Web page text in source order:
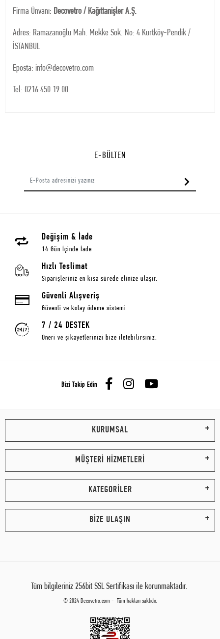
Firma Ünvanı: Decovetro / Kağıttanişler A.Ş.
Adres: Ramazanoğlu Mah. Mekke Sok. No: 4 Kurtköy-Pendik /
İSTANBUL
Eposta: info@decovetro.com
Tel: 0216 450 19 00
E-BÜLTEN
Değişim & İade
14 Gün İçinde İade
Hızlı Teslimat
Siparişleriniz en kısa sürede elinize ulaşır.
Güvenli Alışveriş
Güvenli ve kolay ödeme sistemi
7 / 24 DESTEK
Öneri ve şikayetlerinizi bize iletebilirsiniz.
Bizi Takip Edin
KURUMSAL
MÜŞTERİ HİZMETLERİ
KATEGORİLER
BİZE ULAŞIN
Tüm bilgileriniz 256bit SSL Sertifikası ile korunmaktadır.
© 2024 Decovetro.com - Tüm hakları saklıdır.